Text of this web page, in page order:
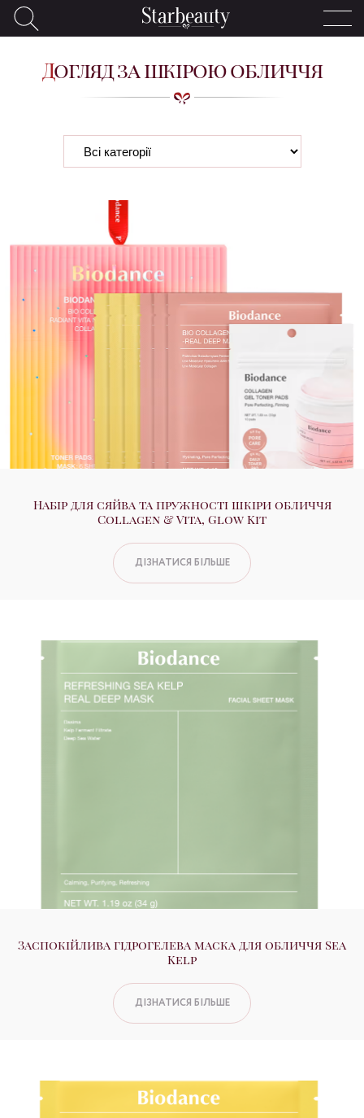
Догляд за шкірою обличчя
Набір для сяйва та пружності шкіри обличчя
Collagen & Vita, Glow Kit
ДІЗНАТИСЯ БІЛЬШЕ
Заспокійлива гідрогелева маска для обличчя Sea
Kelp
ДІЗНАТИСЯ БІЛЬШЕ